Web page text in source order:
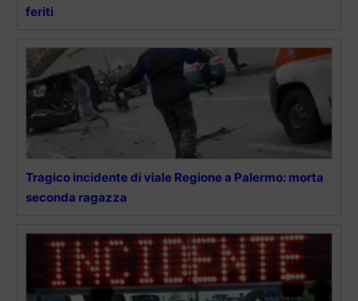
feriti
Tragico incidente di viale Regione a Palermo: morta
seconda ragazza